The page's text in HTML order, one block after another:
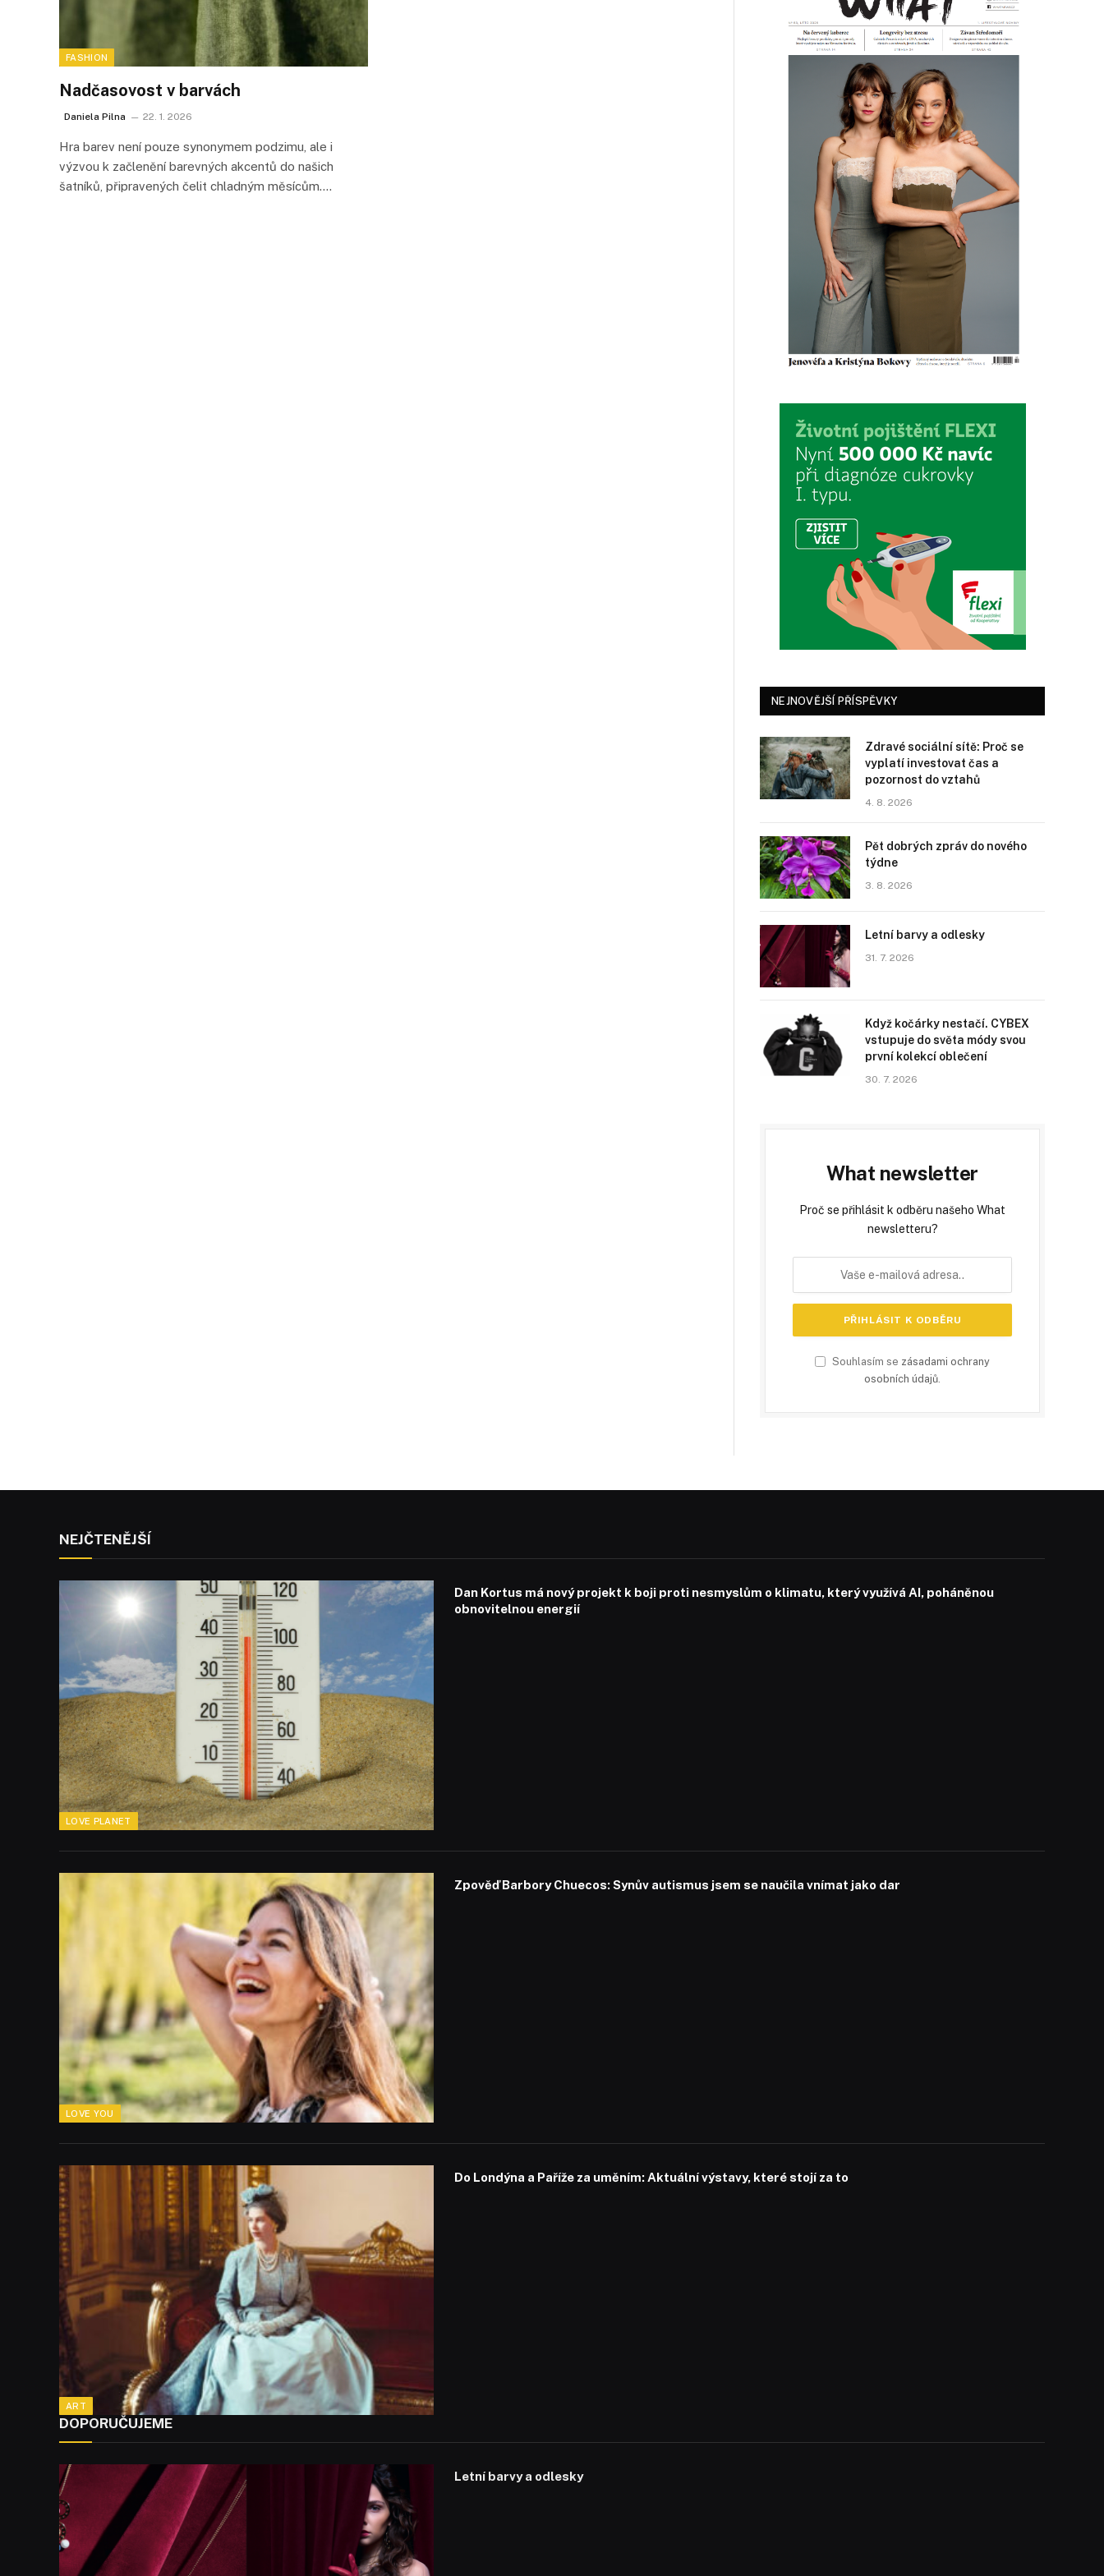
FASHION
Nadčasovost v barvách
Daniela Pilna 22. 1. 2026
Hra barev není pouze synonymem podzimu, ale i
výzvou k začlenění barevných akcentů do našich
šatníků, připravených čelit chladným měsícům.…
NEJNOVĚJŠÍ PŘÍSPĚVKY
Zdravé sociální sítě: Proč se
vyplatí investovat čas a
pozornost do vztahů
4. 8. 2026
Pět dobrých zpráv do nového
týdne
3. 8. 2026
Letní barvy a odlesky
31. 7. 2026
Když kočárky nestačí. CYBEX
vstupuje do světa módy svou
první kolekcí oblečení
30. 7. 2026
What newsletter
Proč se přihlásit k odběru našeho What
newsletteru?
Souhlasím se zásadami ochrany
osobních údajů
NEJČTENĚJŠÍ
LOVE PLANET
Dan Kortus má nový projekt k boji proti nesmyslům o klimatu, který využívá AI, poháněnou
obnovitelnou energií
LOVE YOU
Zpověď Barbory Chuecos: Synův autismus jsem se naučila vnímat jako dar
ART
Do Londýna a Paříže za uměním: Aktuální výstavy, které stojí za to
DOPORUČUJEME
Letní barvy a odlesky